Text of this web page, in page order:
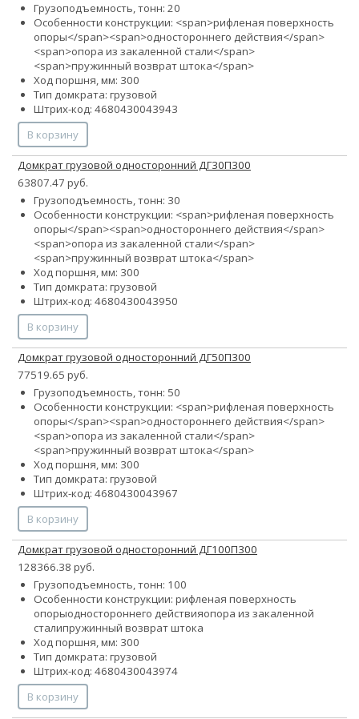
Грузоподъемность, тонн: 20
Особенности конструкции: <span>рифленая поверхность
опоры</span><span>одностороннего действия</span>
<span>опора из закаленной стали</span>
<span>пружинный возврат штока</span>
Ход поршня, мм: 300
Тип домкрата: грузовой
Штрих-код: 4680430043943
В корзину
Домкрат грузовой односторонний ДГ30П300
63807.47 руб.
Грузоподъемность, тонн: 30
Особенности конструкции: <span>рифленая поверхность
опоры</span><span>одностороннего действия</span>
<span>опора из закаленной стали</span>
<span>пружинный возврат штока</span>
Ход поршня, мм: 300
Тип домкрата: грузовой
Штрих-код: 4680430043950
В корзину
Домкрат грузовой односторонний ДГ50П300
77519.65 руб.
Грузоподъемность, тонн: 50
Особенности конструкции: <span>рифленая поверхность
опоры</span><span>одностороннего действия</span>
<span>опора из закаленной стали</span>
<span>пружинный возврат штока</span>
Ход поршня, мм: 300
Тип домкрата: грузовой
Штрих-код: 4680430043967
В корзину
Домкрат грузовой односторонний ДГ100П300
128366.38 руб.
Грузоподъемность, тонн: 100
Особенности конструкции: рифленая поверхность
опорыодностороннего действияопора из закаленной
сталипружинный возврат штока
Ход поршня, мм: 300
Тип домкрата: грузовой
Штрих-код: 4680430043974
В корзину